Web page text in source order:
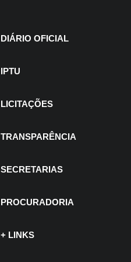
DIÁRIO OFICIAL
IPTU
LICITAÇÕES
TRANSPARÊNCIA
SECRETARIAS
PROCURADORIA
+ LINKS